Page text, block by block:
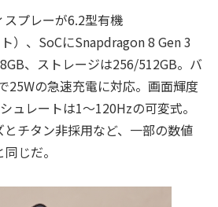
プレーが6.2型有機
）、SoCにSnapdragon 8 Gen 3
、ストレージは256/512GB。バ
25Wの急速充電に対応。画面輝度
ュレートは1～120Hzの可変式。
チタン非採用など、一部の数値
じだ。